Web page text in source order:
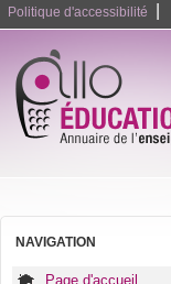
Politique d'accessibilité
NAVIGATION
Page d'accueil